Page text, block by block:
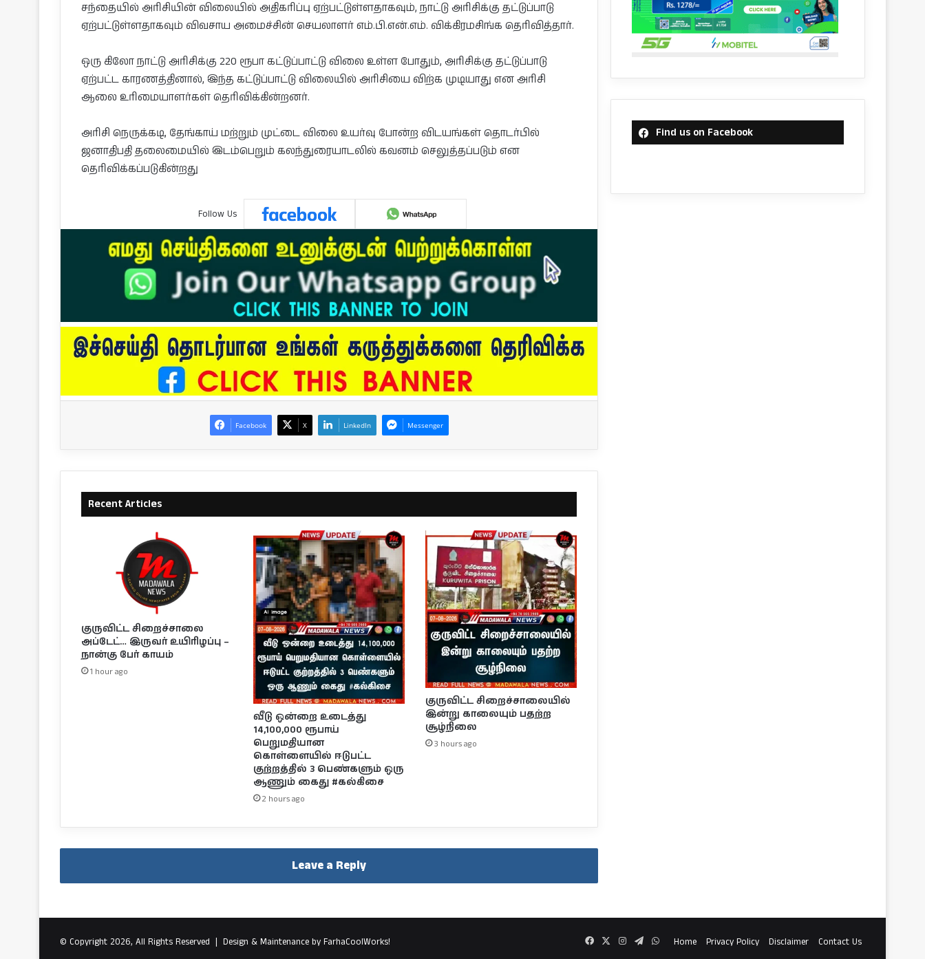
சந்தையில் அரிசியின் விலையில் அதிகரிப்பு ஏற்பட்டுள்ளதாகவும், நாட்டு அரிசிக்கு தட்டுப்பாடு
ஏற்பட்டுள்ளதாகவும் விவசாய அமைச்சின் செயலாளர் எம்.பி.என்.எம். விக்கிரமசிங்க தெரிவித்தார்.
ஒரு கிலோ நாட்டு அரிசிக்கு 220 ரூபா கட்டுப்பாட்டு விலை உள்ள போதும், அரிசிக்கு தட்டுப்பாடு
ஏற்பட்ட காரணத்தினால், இந்த கட்டுப்பாட்டு விலையில் அரிசியை விற்க முடியாது என அரிசி
ஆலை உரிமையாளர்கள் தெரிவிக்கின்றனர்.
அரிசி நெருக்கடி, தேங்காய் மற்றும் முட்டை விலை உயர்வு போன்ற விடயங்கள் தொடர்பில்
ஜனாதிபதி தலைமையில் இடம்பெறும் கலந்துரையாடலில் கவனம் செலுத்தப்படும் என
தெரிவிக்கப்படுகின்றது
Follow Us
Facebook X LinkedIn Messenger
Recent Articles
குருவிட்ட சிறைச்சாலை
அப்டேட்… இருவர் உயிரிழப்பு –
நான்கு பேர் காயம்
1 hour ago
வீடு ஒன்றை உடைத்து
14,100,000 ரூபாய்
பெறுமதியான
கொள்ளையில் ஈடுபட்ட
குற்றத்தில் 3 பெண்களும் ஒரு
ஆணும் கைது #கல்கிசை
2 hours ago
குருவிட்ட சிறைச்சாலையில்
இன்று காலையும் பதற்ற
சூழ்நிலை
3 hours ago
Leave a Reply
Find us on Facebook
© Copyright 2026, All Rights Reserved | Design & Maintenance by FarhaCoolWorks! Home Privacy Policy Disclaimer Contact Us
Facebook
X InstagramTelegram
WhatsApp